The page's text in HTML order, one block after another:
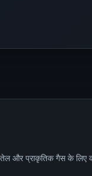
तेल और प्राकृतिक गैस के